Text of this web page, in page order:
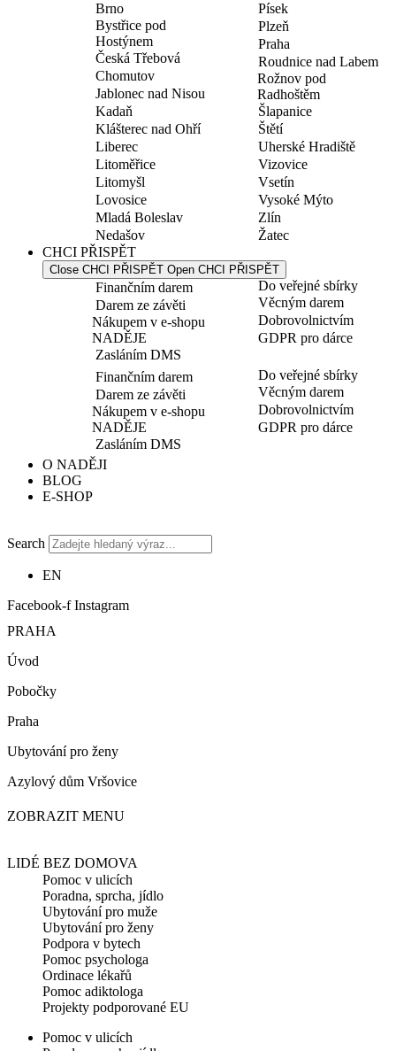
Brno
Bystřice pod
Hostýnem
Česká Třebová
Chomutov
Jablonec nad Nisou
Kadaň
Klášterec nad Ohří
Liberec
Litoměřice
Litomyšl
Lovosice
Mladá Boleslav
Nedašov
Písek
Plzeň
Praha
Roudnice nad Labem
Rožnov pod
Radhoštěm
Šlapanice
Štětí
Uherské Hradiště
Vizovice
Vsetín
Vysoké Mýto
Zlín
Žatec
CHCI PŘISPĚT
Close CHCI PŘISPĚT Open CHCI PŘISPĚT
Finančním darem
Darem ze závěti
Nákupem v e-shopu
NADĚJE
Zasláním DMS
Do veřejné sbírky
Věcným darem
Dobrovolnictvím
GDPR pro dárce
Finančním darem
Darem ze závěti
Nákupem v e-shopu
NADĚJE
Zasláním DMS
Do veřejné sbírky
Věcným darem
Dobrovolnictvím
GDPR pro dárce
O NADĚJI
BLOG
E-SHOP
Search
EN
Facebook-f Instagram
PRAHA
Úvod
Pobočky
Praha
Ubytování pro ženy
Azylový dům Vršovice
ZOBRAZIT MENU
LIDÉ BEZ DOMOVA
Pomoc v ulicích
Poradna, sprcha, jídlo
Ubytování pro muže
Ubytování pro ženy
Podpora v bytech
Pomoc psychologa
Ordinace lékařů
Pomoc adiktologa
Projekty podporované EU
Pomoc v ulicích